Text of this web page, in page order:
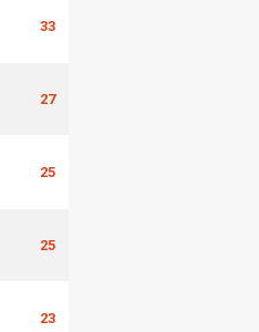
33
27
25
25
23